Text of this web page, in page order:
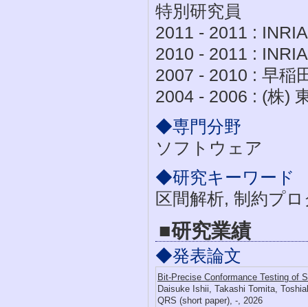
特別研究員
2011 - 2011 :
2010 - 2011 :
2007 - 2010 : 早稲
2004 - 2006 : (株)
◆専門分野
ソフトウェア
◆研究キーワード
区間解析, 制約プ
■研究業績
◆発表論文
Bit-Precise Conformance Testing of
Daisuke Ishii, Takashi Tomita,
QRS (short paper), -, 2026